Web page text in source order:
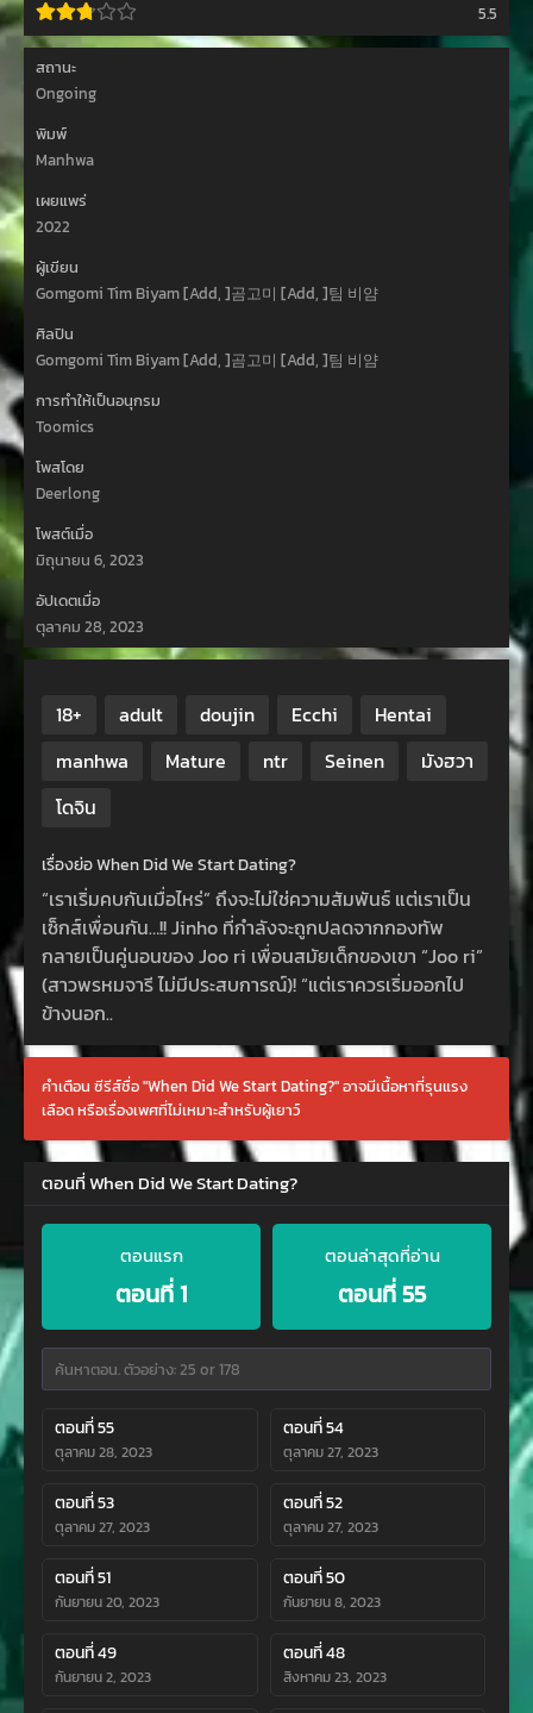
5.5
สถานะ
Ongoing
พิมพ์
Manhwa
เผยแพร่
2022
ผู้เขียน
Gomgomi Tim Biyam [Add, ]곰고미 [Add, ]팀 비얌
ศิลปิน
Gomgomi Tim Biyam [Add, ]곰고미 [Add, ]팀 비얌
การทำให้เป็นอนุกรม
Toomics
โพสโดย
Deerlong
โพสต์เมื่อ
มิถุนายน 6, 2023
อัปเดตเมื่อ
ตุลาคม 28, 2023
18+ adult doujin Ecchi
Hentai
manhwa
Mature ntr Seinen
มังฮวา
โดจิน
เรื่องย่อ When Did We Start Dating?
“เราเริ่มคบกันเมื่อไหร่” ถึงจะไม่ใช่ความสัมพันธ์ แต่เราเป็น
เซ็กส์เพื่อนกัน…!! Jinho ที่กำลังจะถูกปลดจากกองทัพ
กลายเป็นคู่นอนของ Joo ri เพื่อนสมัยเด็กของเขา “Joo ri”
(สาวพรหมจารี ไม่มีประสบการณ์)! “แต่เราควรเริ่มออกไป
ข้างนอก..
คำเตือน ซีรีส์ชื่อ "When Did We Start Dating?" อาจมีเนื้อหาที่รุนแรง
เลือด หรือเรื่องเพศที่ไม่เหมาะสำหรับผู้เยาว์
ตอนที่ When Did We Start Dating?
ตอนแรก
ตอนที่ 1
ตอนล่าสุดที่อ่าน
ตอนที่ 55
ตอนที่ 55
ตุลาคม 28, 2023
ตอนที่ 54
ตุลาคม 27, 2023
ตอนที่ 53
ตุลาคม 27, 2023
ตอนที่ 52
ตุลาคม 27, 2023
ตอนที่ 51
กันยายน 20, 2023
ตอนที่ 50
กันยายน 8, 2023
ตอนที่ 49
กันยายน 2, 2023
ตอนที่ 48
สิงหาคม 23, 2023